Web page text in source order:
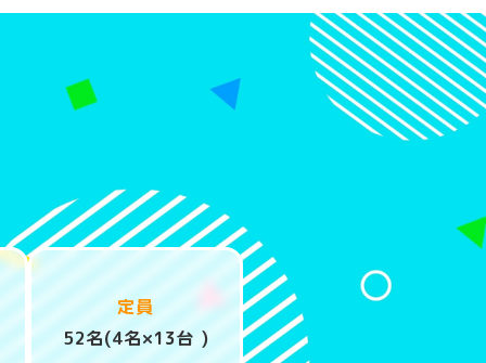
定員
52名(4名×13台 )